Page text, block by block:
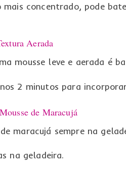
mais concentrado, pode
Aerada
mousse leve e aerada é
2 minutos para
de Maracujá
maracujá sempre na
na geladeira.